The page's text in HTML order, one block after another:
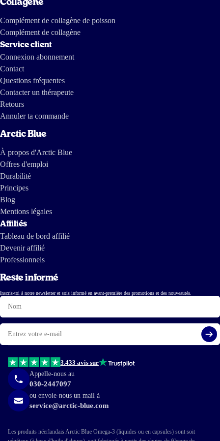
Collagène
Complément de collagène de poisson
Complément de collagène
Service client
Connexion abonnement
Contact
Questions fréquentes
Contacter un thérapeute
Retours
Annuler ta commande
Arctic Blue
À propos d'Arctic Blue
Offres d'emploi
Durabilité
Principes
Blog
Mentions légales
Affiliés
Tableau de bord affilié
Devenir affilié
Professionnels
Reste informé
Inscris-toi à notre newsletter et sois informé en avant-première des promotions et des nouveautés.
Nom
E-
mail
3.433 avis sur
Appelle-nous au
030-2447097
ou envoie-nous un mail à
service@arctic-blue.com
Les produits néerlandais Arctic Blue Omega-3 (liquides ou en capsules) sont soit